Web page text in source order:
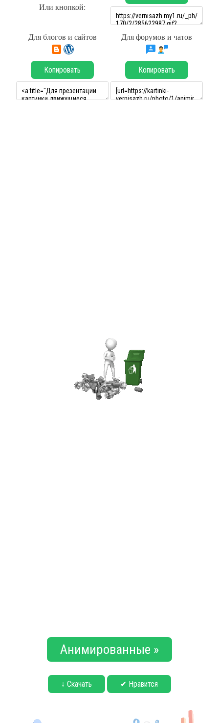
Или кнопкой:
Для блогов и сайтов Для форумов и чатов
Копировать Копировать
Анимированные »
↓ Скачать ✔ Нравится